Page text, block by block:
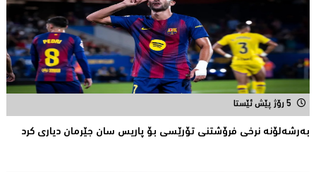
5 رۆژ پێش ئێستا
بەرشەلۆنە نرخی فرۆشتنی تۆرێسی بۆ پاریس سان جێرمان دیاری کرد